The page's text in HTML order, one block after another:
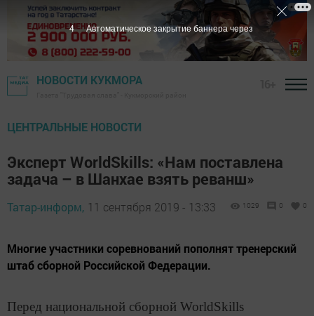
НОВОСТИ КУКМОРА
ЦЕНТРАЛЬНЫЕ НОВОСТИ
Эксперт WorldSkills: «Нам поставлена
задача – в Шанхае взять реванш»
Татар-информ, 11 сентября 2019 - 13:33 1029 0 0
Многие участники соревнований пополнят тренерский
штаб сборной Российской Федерации.
Перед национальной сборной WorldSkills
3 Автоматическое закрытие баннера через